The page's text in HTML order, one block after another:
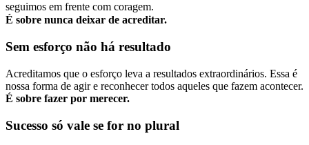
seguimos em frente com coragem.
É sobre nunca deixar de acreditar.
Sem esforço não há resultado
Acreditamos que o esforço leva a resultados extraordinários. Essa é
nossa forma de agir e reconhecer todos aqueles que fazem acontecer.
É sobre fazer por merecer.
Sucesso só vale se for no plural